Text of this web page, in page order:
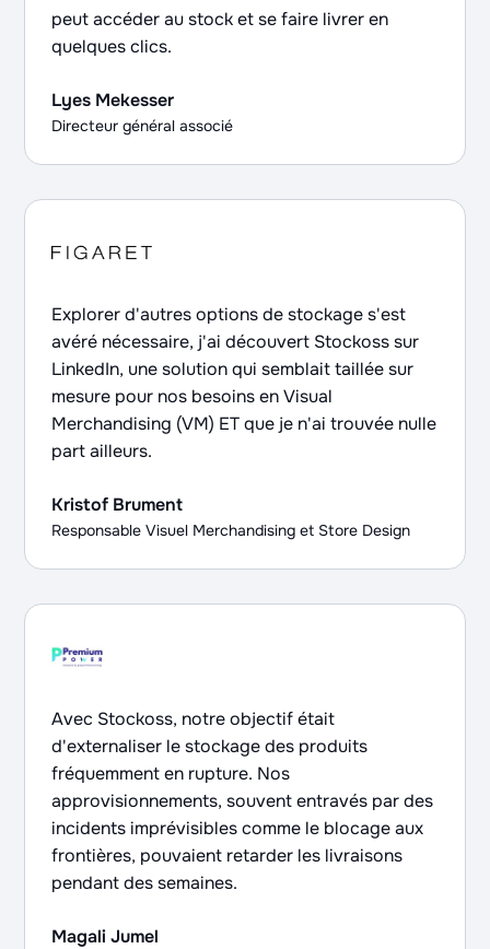
peut accéder au stock et se faire livrer en
quelques clics.
Lyes Mekesser
Directeur général associé
Explorer d'autres options de stockage s'est
avéré nécessaire, j'ai découvert Stockoss sur
LinkedIn, une solution qui semblait taillée sur
mesure pour nos besoins en Visual
Merchandising (VM) ET que je n'ai trouvée nulle
part ailleurs.
Kristof Brument
Responsable Visuel Merchandising et Store Design
Avec Stockoss, notre objectif était
d'externaliser le stockage des produits
fréquemment en rupture. Nos
approvisionnements, souvent entravés par des
incidents imprévisibles comme le blocage aux
frontières, pouvaient retarder les livraisons
pendant des semaines.
Magali Jumel